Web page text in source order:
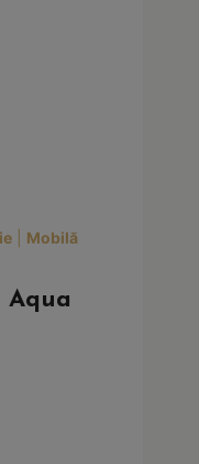
| Mobilă
Aqua